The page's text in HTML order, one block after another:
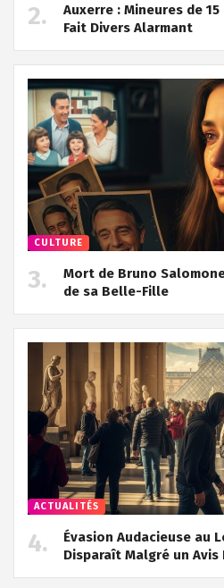
Auxerre : Mineures de
Fait Divers Alarmant
CULTURE
Mort de Bruno
de sa Belle-Fille
ACTUALITÉS
Évasion Audacieuse au
Disparaît Malgré un